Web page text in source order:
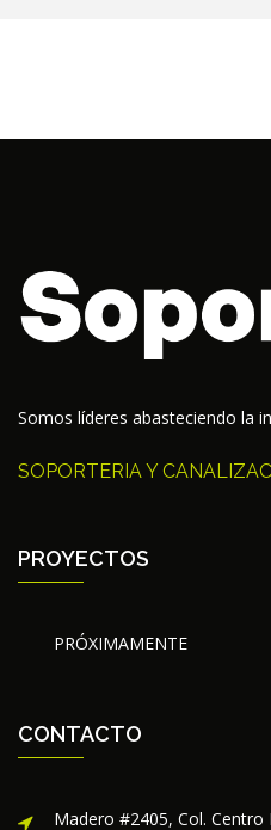
Somos líderes abasteciendo la
SOPORTERIA Y
PROYECTOS
PRÓXIMAMENTE
CONTACTO
Madero #2405, Col. Centro